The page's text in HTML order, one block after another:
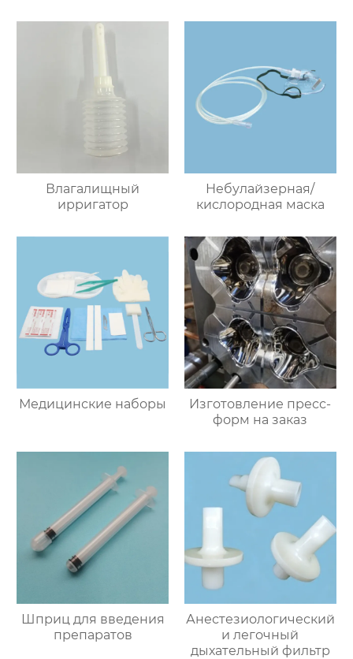
Влагалищный
ирригатор
Небулайзерная/
кислородная маска
Медицинские наборы
Изготовление пресс-
форм на заказ
Шприц для введения
препаратов
Анестезиологический
и легочный
дыхательный фильтр